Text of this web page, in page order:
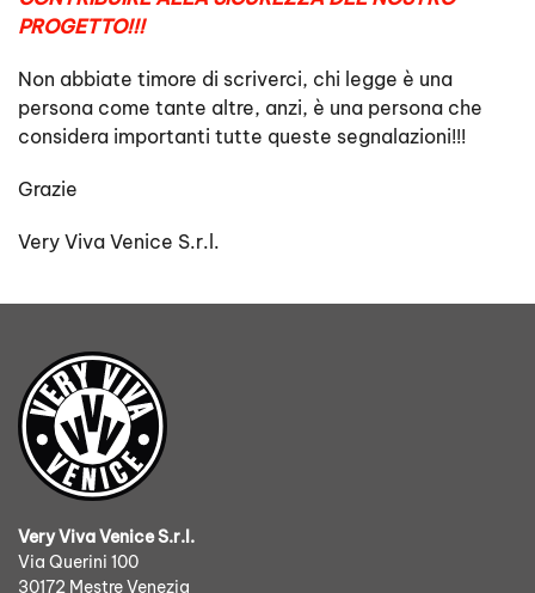
PROGETTO!!!
Non abbiate timore di scriverci, chi legge è una
persona come tante altre, anzi, è una persona che
considera importanti tutte queste segnalazioni!!!
Grazie
Very Viva Venice S.r.l.
Very Viva Venice S.r.l.
Via Querini 100
30172 Mestre Venezia